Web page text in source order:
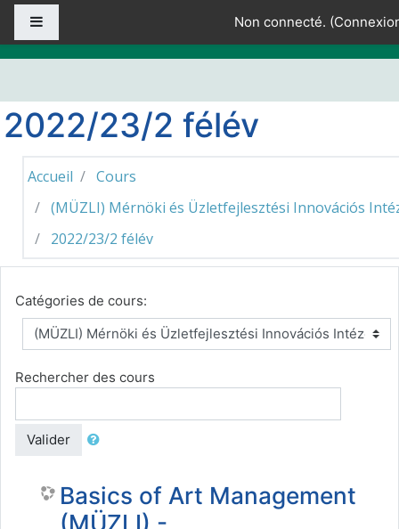
Passer au contenu principal
Non connecté. (
2022/23/2 félév
Accueil
Cours
(MÜZLI) Mérnöki és Üzletfejlesztési Innovációs
2022/23/2 félév
Catégories de cours:
Rechercher des cours
Valider
Basics of Art Management
(MÜZLI) -